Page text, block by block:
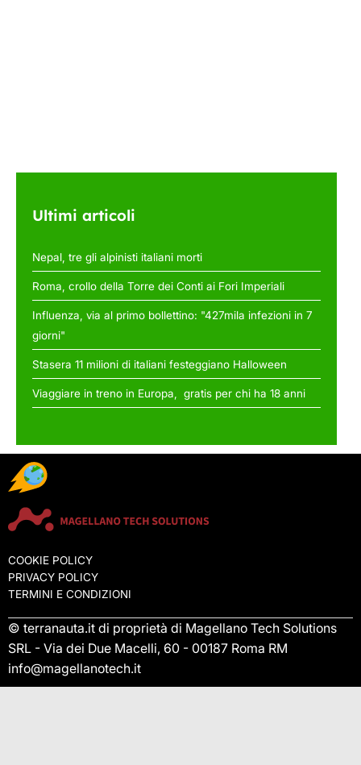
Ultimi articoli
Nepal, tre gli alpinisti italiani morti
Roma, crollo della Torre dei Conti ai Fori Imperiali
Influenza, via al primo bollettino: "427mila infezioni in 7
giorni"
Stasera 11 milioni di italiani festeggiano Halloween
Viaggiare in treno in Europa, gratis per chi ha 18 anni
COOKIE POLICY
PRIVACY POLICY
TERMINI E CONDIZIONI
© terranauta.it di proprietà di Magellano Tech Solutions
SRL - Via dei Due Macelli, 60 - 00187 Roma RM
info@magellanotech.it